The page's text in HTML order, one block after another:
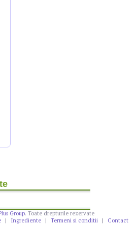
Group. Toate drepturile rezervate
| Ingrediente | Termeni si conditii | Contact